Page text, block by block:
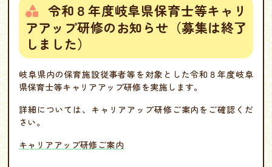
令和８年度岐阜県保育士等キャリ
アアップ研修のお知らせ（募集は終了
しました）
岐阜県内の保育施設従事者等を対象とした令和８年度岐阜
県保育士等キャリアアップ研修を実施します。
詳細については、キャリアアップ研修ご案内をご確認くだ
さい。
キャリアアップ研修ご案内